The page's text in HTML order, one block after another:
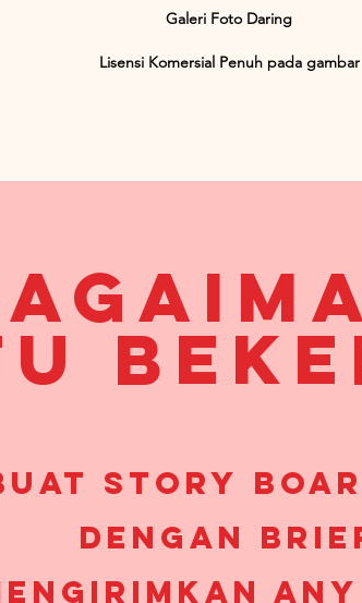
Galeri Foto Daring
Lisensi Komersial Penuh pada gambar
story
dengan